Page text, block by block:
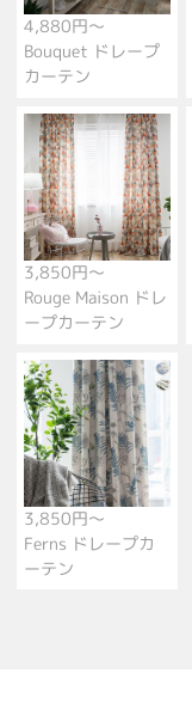
4,880円～
Bouquet ドレープ
カーテン
3,850円～
Rouge Maison ドレ
ープカーテン
3,850円～
Ferns ドレープカ
ーテン